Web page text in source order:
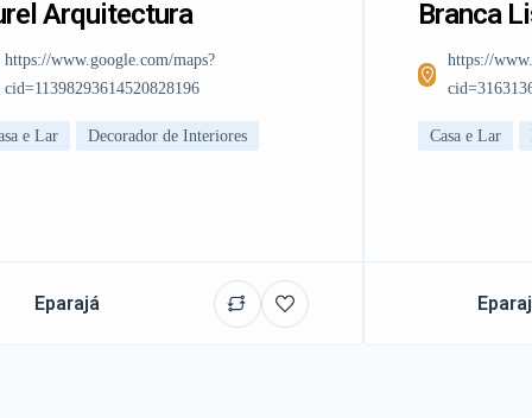
Arquitectura
https://www.google.com/maps?
cid=11398293614520828196
e Lar Decorador de Interiores
Eparajá
Branca
https://
Casa e Lar